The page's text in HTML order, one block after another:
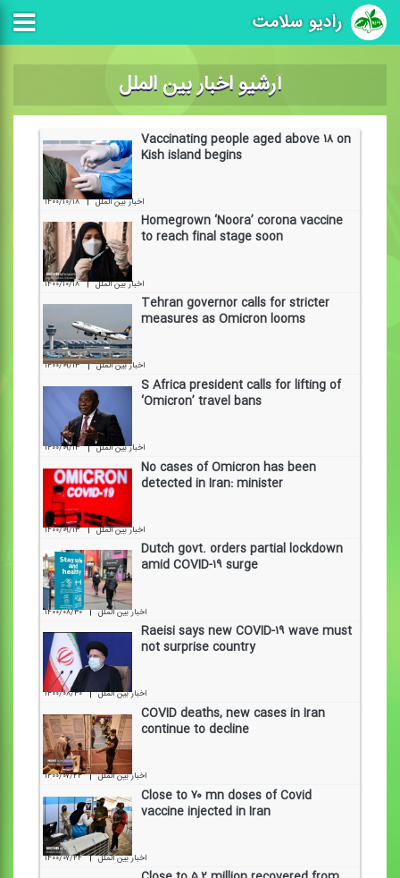
رادیو سلامت
آرشیو اخبار بین الملل
Vaccinating people aged above ۱۸ on
Kish island begins
۱۴۰۰/۱۰/۱۸ | اخبار بین الملل
Homegrown ‘Noora’ corona vaccine
to reach final stage soon
۱۴۰۰/۱۰/۱۸ | اخبار بین الملل
Tehran governor calls for stricter
measures as Omicron looms
۱۴۰۰/۰۹/۱۳ | اخبار بین الملل
S Africa president calls for lifting of
‘Omicron’ travel bans
۱۴۰۰/۰۹/۱۳ | اخبار بین الملل
No cases of Omicron has been
detected in Iran: minister
۱۴۰۰/۰۹/۱۳ | اخبار بین الملل
Dutch govt. orders partial lockdown
amid COVID-۱۹ surge
۱۴۰۰/۰۸/۳۰ | اخبار بین الملل
Raeisi says new COVID-۱۹ wave must
not surprise country
۱۴۰۰/۰۸/۳۰ | اخبار بین الملل
COVID deaths, new cases in Iran
continue to decline
۱۴۰۰/۰۷/۲۴ | اخبار بین الملل
Close to ۷۰ mn doses of Covid
vaccine injected in Iran
۱۴۰۰/۰۷/۲۴ | اخبار بین الملل